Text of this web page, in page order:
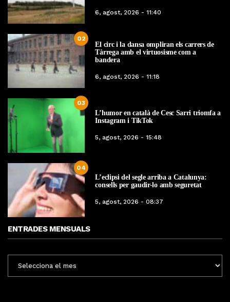
6, agost, 2026 - 11:40
02
El circ i la dansa ompliran els carrers de
Tàrrega amb el virtuosisme com a
bandera
6, agost, 2026 - 11:18
03
L’humor en català de Cesc Sarri triomfa a
Instagram i TikTok
5, agost, 2026 - 15:48
04
L’eclipsi del segle arriba a Catalunya:
consells per gaudir-lo amb seguretat
5, agost, 2026 - 08:37
ENTRADES MENSUALS
MENSUALS